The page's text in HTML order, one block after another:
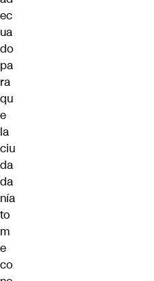
ec
ua
do
pa
ra
qu
e
la
ciu
da
da
nía
to
m
e
co